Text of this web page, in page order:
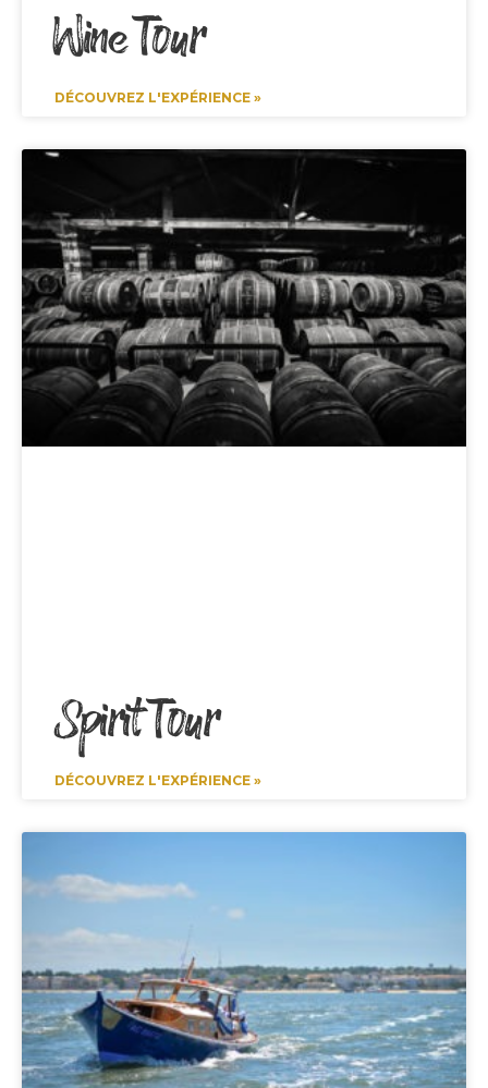
Wine Tour
DÉCOUVREZ L'EXPÉRIENCE »
Spirit Tour
DÉCOUVREZ L'EXPÉRIENCE »